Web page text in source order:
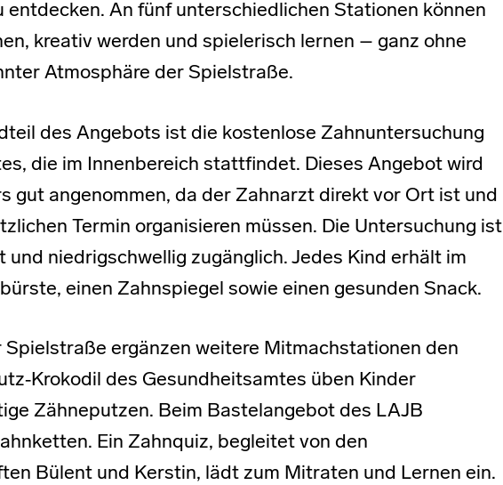
entdecken. An fünf unterschiedlichen Stationen können
kreativ werden und spielerisch lernen – ganz ohne
Atmosphäre der Spielstraße.
des Angebots ist die kostenlose Zahnuntersuchung
die im Innenbereich stattfindet. Dieses Angebot wird
gut angenommen, da der Zahnarzt direkt vor Ort ist und
Termin organisieren müssen. Die Untersuchung ist
und niedrigschwellig zugänglich. Jedes Kind erhält im
einen Zahnspiegel sowie einen gesunden Snack.
Spielstraße ergänzen weitere Mitmachstationen den
des Gesundheitsamtes üben Kinder
Zähneputzen. Beim Bastelangebot des LAJB
Ein Zahnquiz, begleitet von den
Bülent und Kerstin, lädt zum Mitraten und Lernen ein.